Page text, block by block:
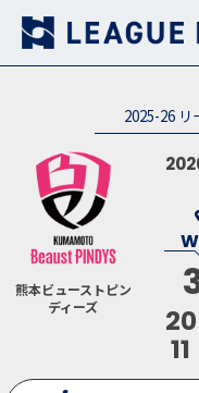
2025-26 リ
熊本ビューストピン
ディーズ
20
11